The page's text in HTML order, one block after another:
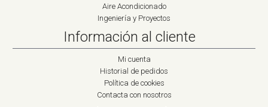
Aire Acondicionado
Ingeniería y Proyectos
Información al cliente
Mi cuenta
Historial de pedidos
Política de cookies
Contacta con nosotros